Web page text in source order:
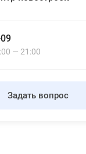
— 21:00
Задать вопрос